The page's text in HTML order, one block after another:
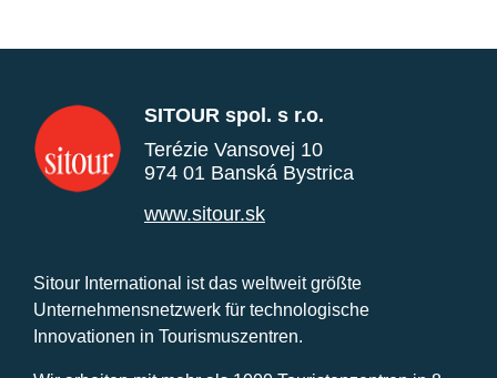
SITOUR spol. s r.o.
Terézie Vansovej 10
974 01 Banská Bystrica
www.sitour.sk
Sitour International ist das weltweit größte
Unternehmensnetzwerk für technologische
Innovationen in Tourismuszentren.